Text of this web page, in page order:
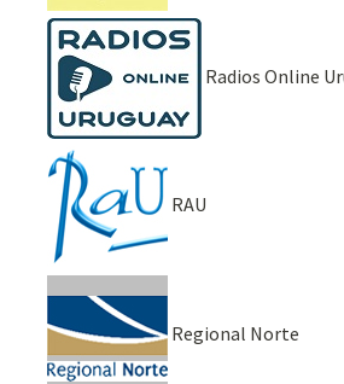
Radios Online
RAU
Regional Norte